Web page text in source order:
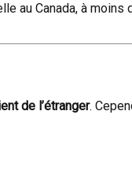
au Canada, à moins
de l’étranger.